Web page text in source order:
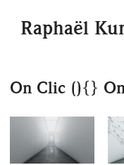
Raphaël
On Clic (){}